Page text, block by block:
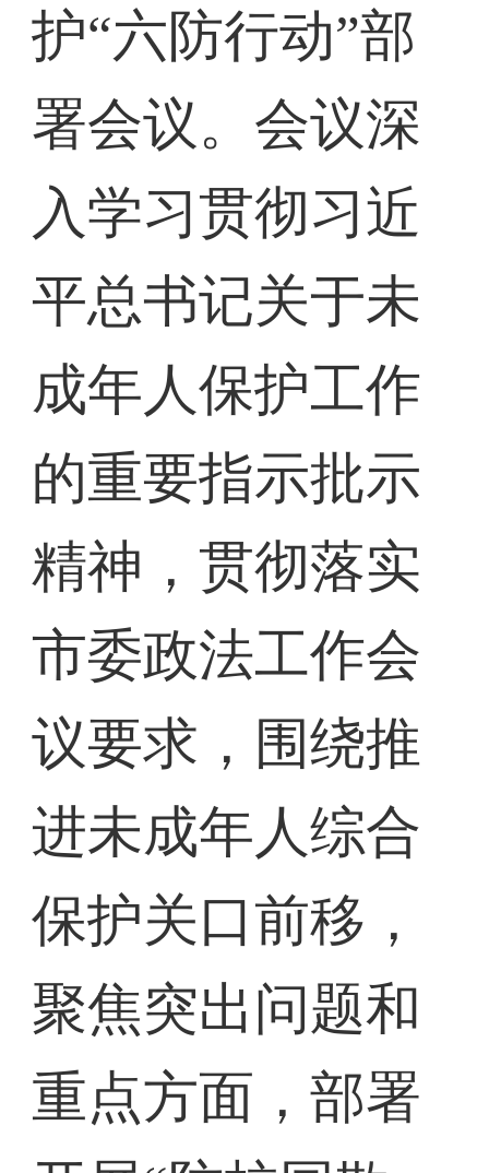
护“六防行动”部
署会议。会议深
入学习贯彻习近
平总书记关于未
成年人保护工作
的重要指示批示
精神，贯彻落实
市委政法工作会
议要求，围绕推
进未成年人综合
保护关口前移，
聚焦突出问题和
重点方面，部署